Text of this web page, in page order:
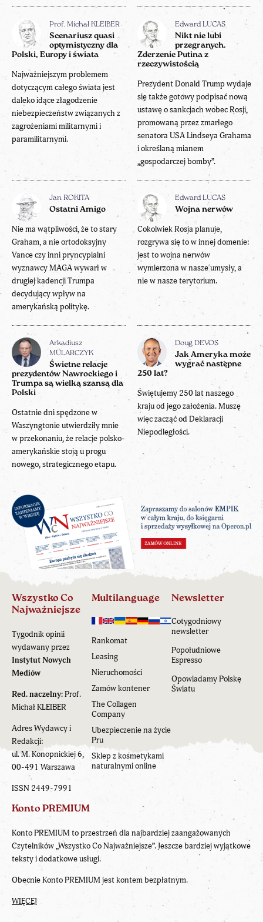
Prof. Michał KLEIBER
Scenariusz quasi
optymistyczny dla
Polski, Europy i świata
Najważniejszym problemem
dotyczącym całego świata jest
daleko idące złagodzenie
niebezpieczeństw związanych z
zagrożeniami militarnymi i
paramilitarnymi.
Edward LUCAS
Nikt nie lubi
przegranych.
Zderzenie Putina z
rzeczywistością
Prezydent Donald Trump wydaje
się także gotowy podpisać nową
ustawę o sankcjach wobec Rosji,
promowaną przez zmarłego
senatora USA Lindseya Grahama
i określaną mianem
„gospodarczej bomby”.
Jan ROKITA
Ostatni Amigo
Nie ma wątpliwości, że to stary
Graham, a nie ortodoksyjny
Vance czy inni pryncypialni
wyznawcy MAGA wywarł w
drugiej kadencji Trumpa
decydujący wpływ na
amerykańską politykę.
Edward LUCAS
Wojna nerwów
Cokolwiek Rosja planuje,
rozgrywa się to w innej domenie:
jest to wojna nerwów
wymierzona w nasze umysły, a
nie w nasze terytorium.
Arkadiusz
MULARCZYK
Świetne relacje
prezydentów Nawrockiego i
Trumpa są wielką szansą dla
Polski
Ostatnie dni spędzone w
Waszyngtonie utwierdziły mnie
w przekonaniu, że relacje polsko-
amerykańskie stoją u progu
nowego, strategicznego etapu.
Doug DEVOS
Jak Ameryka może
wygrać następne
250 lat?
Świętujemy 250 lat naszego
kraju od jego założenia. Muszę
więc zacząć od Deklaracji
Niepodległości.
Wszystko Co
Najważniejsze
Tygodnik opinii
wydawany przez
Instytut Nowych
Mediów
Red. naczelny:Prof.
Michał KLEIBER
Adres Wydawcy i
Redakcji:
ul. M. Konopnickiej 6,
00-491 Warszawa
ISSN 2449-7991
Multilanguage
Rankomat
Leasing
Nieruchomości
Zamów kontener
The Collagen
Company
Ubezpieczenie na życie
Pru
Sklep z kosmetykami
naturalnymi online
Newsletter
Cotygodniowy
newsletter
Popołudniowe
Espresso
Opowiadamy Polskę
Światu
Konto PREMIUM
Konto PREMIUM to przestrzeń dla najbardziej zaangażowanych
Czytelników „Wszystko Co Najważniejsze”. Jeszcze bardziej wyjątkowe
teksty i dodatkowe usługi.
Obecnie Konto PREMIUM jest kontem bezpłatnym.
WIĘCEJ